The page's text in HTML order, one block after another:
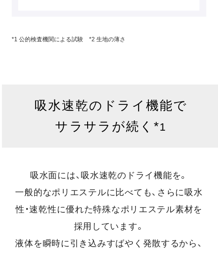
*1 公的検査機関による試験 *2 生地の薄さ
吸水速乾のドライ機能で
サラサラが続く*1
吸水面には、吸水速乾のドライ機能を。
一般的なポリエステルに比べても、さらに吸水
性・速乾性に優れた特殊なポリエステル素材を
採用しています。
液体を瞬時に引き込みすばやく発散するから、